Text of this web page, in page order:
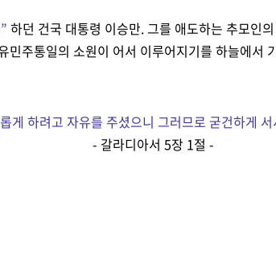
” 하던 건국 대통령 이승만. 그를 애도하는 추모인
주통일의 소원이 어서 이루어지기를 하늘에서
게 하려고 자유를 주셨으니 그러므로 굳건하게
- 갈라디아서 5장 1절 -